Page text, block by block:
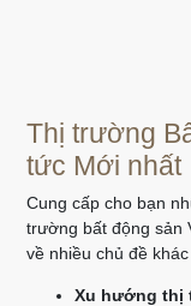
Thị trường
tức Mới nhất
Cung cấp cho bạn
trường bất động sản
về nhiều chủ đề
Xu hướng thị